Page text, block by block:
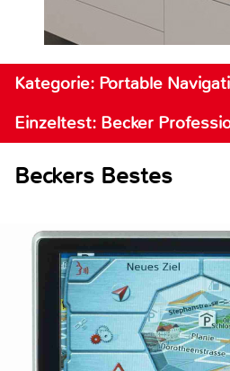
Kategorie: Portable
Einzeltest: Becker
Beckers Bestes